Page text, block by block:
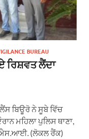
BUREAU
ਰਿਸ਼ਵਤ ਲੈਂਦਾ
ਬਿਊਰੋ ਨੇ ਸੂਬੇ ਵਿੱਚ
ਮਹਿਲਾ ਪੁਲਿਸ ਥਾਣਾ,
(ਲੋਕਲ ਰੈਂਕ)